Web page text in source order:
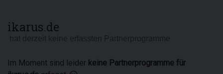
ikarus.de
Im Moment sind leider keine Partnerprogramme für